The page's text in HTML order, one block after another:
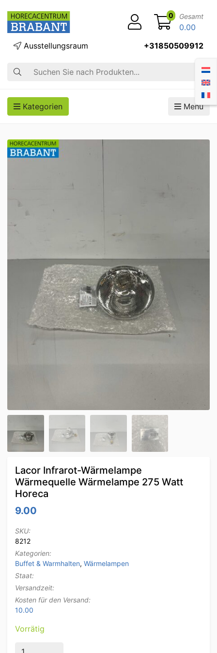
Suche
Ausstellungsraum +31850509912
0 Gesamt
0.00
Kategorien Menü
Lacor Infrarot-Wärmelampe
Wärmequelle Wärmelampe 275 Watt
Horeca
9.00
SKU:
8212
Kategorien:
Buffet & Warmhalten, Wärmelampen
Staat:
Versandzeit:
Kosten für den Versand:
10.00
Vorrätig
Lacor Infrarot-Wärmelampe Wärmequelle